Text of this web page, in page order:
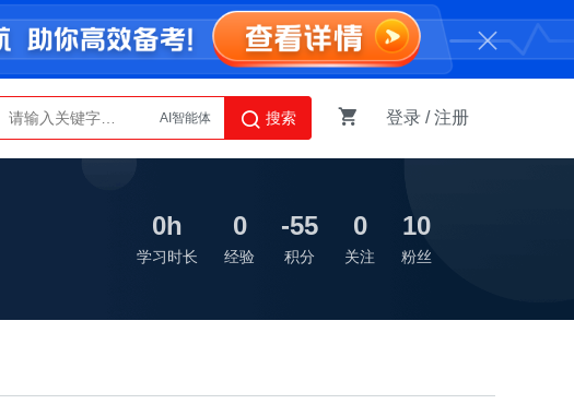
AI智能体
Python
搜索 登录 /注册
0h
学习时长
0
经验
-55
积分
0
关注
10
粉丝